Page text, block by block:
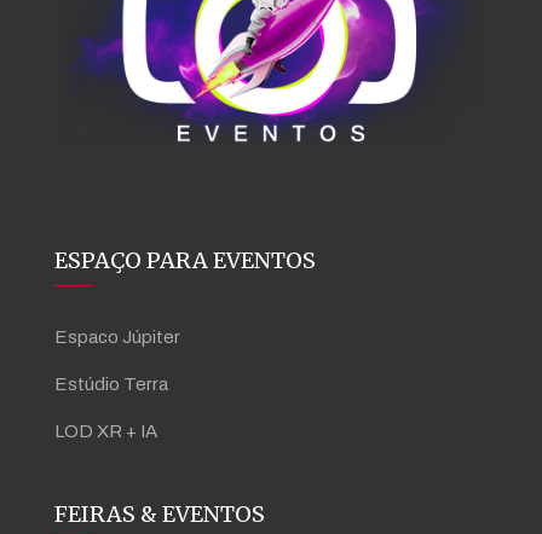
ESPAÇO PARA EVENTOS
Espaco Júpiter
Estúdio Terra
LOD XR + IA
FEIRAS & EVENTOS